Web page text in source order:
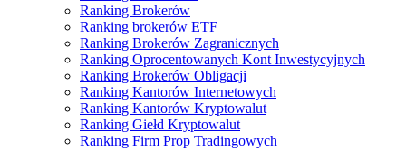
Ranking Brokerów
Ranking brokerów ETF
Ranking Brokerów Zagranicznych
Ranking Oprocentowanych Kont Inwestycyjnych
Ranking Brokerów Obligacji
Ranking Kantorów Internetowych
Ranking Kantorów Kryptowalut
Ranking Giełd Kryptowalut
Ranking Firm Prop Tradingowych